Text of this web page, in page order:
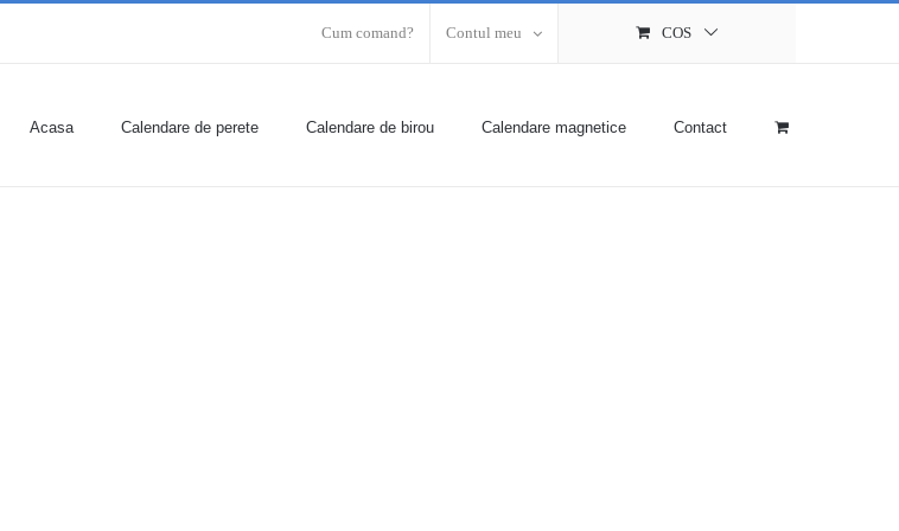
Cum comand? Contul meu COS
Acasa Calendare de perete Calendare de birou Calendare magnetice Contact